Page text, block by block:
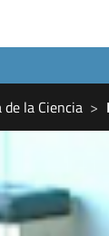
de la Ciencia